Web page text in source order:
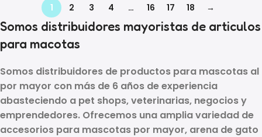
1 2 3 4 … 16 17 18 →
Somos distribuidores mayoristas de articulos
para macotas
Somos distribuidores de productos para mascotas al
por mayor con más de 6 años de experiencia
abasteciendo a pet shops, veterinarias, negocios y
emprendedores. Ofrecemos una amplia variedad de
accesorios para mascotas por mayor, arena de gato